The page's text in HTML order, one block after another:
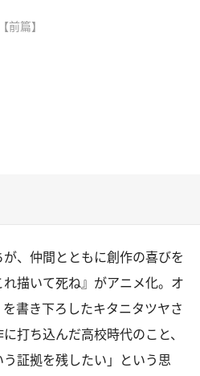
篇】
、仲間とともに創作の喜びを
描いて死ね』がアニメ化。オ
書き下ろしたキタニタツヤさ
打ち込んだ高校時代のこと、
う証拠を残したい」という思